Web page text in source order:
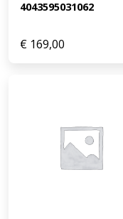
4043595031062
€ 169,00